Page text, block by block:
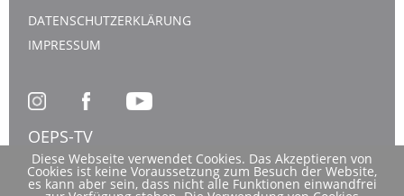
Diese Webseite verwendet Cookies. Das Akzeptieren von
Cookies ist keine Voraussetzung zum Besuch der Website,
es kann aber sein, dass nicht alle Funktionen einwandfrei
DATENSCHUTZERKLÄRUNG
IMPRESSUM
OEPS-TV